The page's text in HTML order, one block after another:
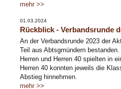
mehr >>
01.03.2024
Rückblick - Verbandsrunde
An der Verbandsrunde 2023 der
Teil aus Abtsgmündern
Herren und Herren 40 spielten in
Herren 40 konnten jeweils die
Abstieg hinnehmen.
mehr >>